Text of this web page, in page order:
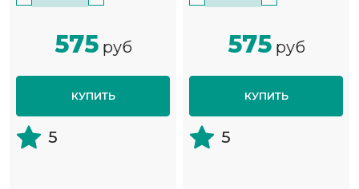
575руб
КУПИТЬ
5
575руб
КУПИТЬ
5